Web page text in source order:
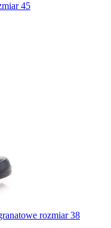
45
rozmiar 38